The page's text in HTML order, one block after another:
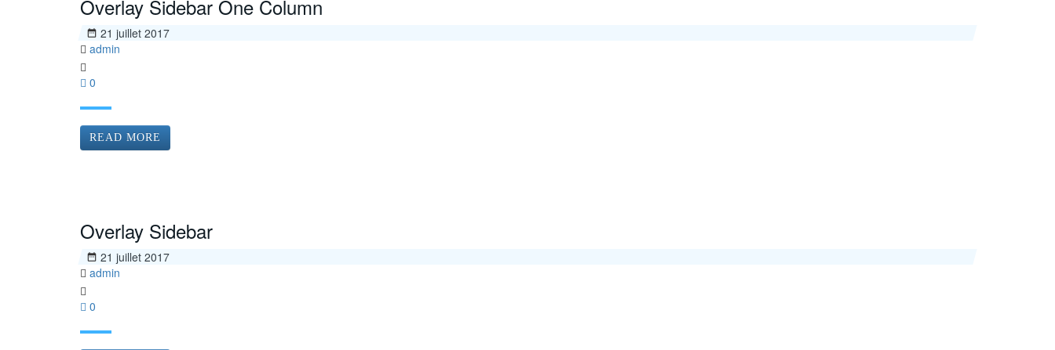
Overlay Sidebar One Column
21 juillet 2017
admin
0
READ MORE
Overlay Sidebar
21 juillet 2017
admin
0